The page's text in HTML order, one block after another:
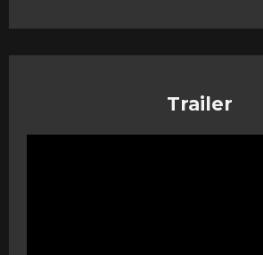
Trailer